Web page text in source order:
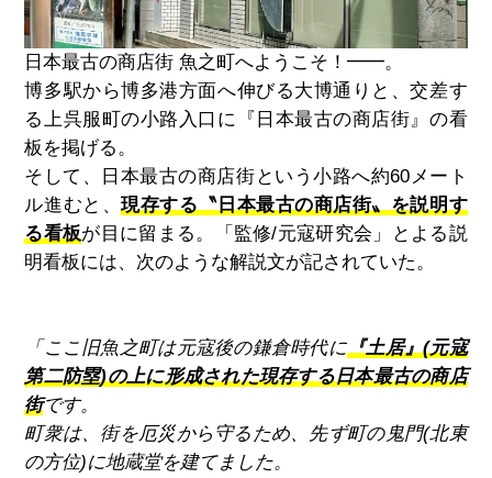
日本最古の商店街 魚之町へようこそ！━━。
博多駅から博多港方面へ伸びる大博通りと、交差す
る上呉服町の小路入口に『日本最古の商店街』の看
板を掲げる。
そして、日本最古の商店街という小路へ約60 メート
ル進むと、現存する〝日本最古の商店街〟を説明す
る看板が目に留まる。「監修/元寇研究会」とよる説
明看板には、次のような解説文が記されていた。
「ここ旧魚之町は元寇後の鎌倉時代に『土居』(元寇
第二防塁)の上に形成された現存する日本最古の商店
街です。
町衆は、街を厄災から守るため、先ず町の鬼門(北東
の方位)に地蔵堂を建てました。